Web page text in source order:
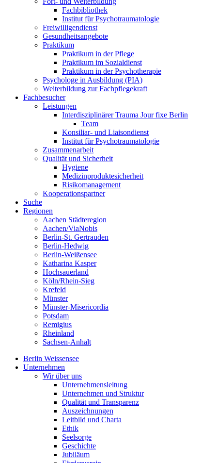
Fachbibliothek
Institut für Psychotraumatologie
Freiwilligendienst
Gesundheitsangebote
Praktikum
Praktikum in der Pflege
Praktikum im Sozialdienst
Praktikum in der Psychotherapie
Psychologe in Ausbildung (PIA)
Weiterbildung zur Fachpflegekraft
Fachbesucher
Leistungen
Interdisziplinärer Trauma Jour fixe Berlin
Team
Konsiliar- und Liaisondienst
Institut für Psychotraumatologie
Zusammenarbeit
Qualität und Sicherheit
Hygiene
Medizinproduktesicherheit
Risikomanagement
Kooperationspartner
Suche
Regionen
Aachen Städteregion
Aachen/ViaNobis
Berlin-St. Gertrauden
Berlin-Hedwig
Berlin-Weißensee
Katharina Kasper
Hochsauerland
Köln/Rhein-Sieg
Krefeld
Münster
Münster-Misericordia
Potsdam
Remigius
Rheinland
Sachsen-Anhalt
Berlin Weissensee
Unternehmen
Wir über uns
Unternehmensleitung
Unternehmen und Struktur
Qualität und Transparenz
Auszeichnungen
Leitbild und Charta
Ethik
Seelsorge
Geschichte
Jubiläum